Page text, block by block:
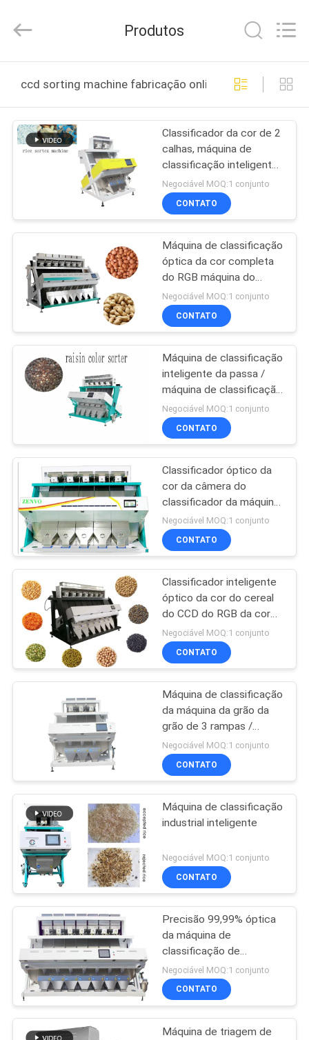
PRODUTOS
EXCURSÃO
FÁBRICA
CONTROLE
DA
QUALIDADE
CONTACTE-
NOTÍCIA
PEÇA
UMAS
CITAÇÕES
MAPA
DO
SITE
POLÍTICA
PRIVACIDADE
TECHNOLOGY
Rights
Produtos
ccd sorting machine fabricação online
Classificador da cor de 2
calhas, máquina de
classificação inteligente
do arroz pegajoso do
CCD
Negociável MOQ:1 conjunto
CONTATO
Máquina de classificação
óptica da cor completa
do RGB máquina do
classificador da cor do
amendoim de 7 rampas
Negociável MOQ:1 conjunto
CONTATO
Máquina de classificação
inteligente da passa /
máquina de classificação
da passa do CCD com 5
toneladas pela
capacidade da hora
Negociável MOQ:1 conjunto
CONTATO
Classificador óptico da
cor da câmera do
classificador da máquina
de classificação 5400
PIXEL do elevado
desempenho
Negociável MOQ:1 conjunto
CONTATO
Classificador inteligente
óptico da cor do cereal
do CCD do RGB da cor
completa de máquina de
classificação de 7
rampas
Negociável MOQ:1 conjunto
CONTATO
Máquina de classificação
da máquina da grão da
grão de 3 rampas /
máquina da grão para
sementes pretas do
Quinoa
Negociável MOQ:1 conjunto
CONTATO
Máquina de classificação
industrial inteligente
Negociável MOQ:1 conjunto
CONTATO
Precisão 99,99% óptica
da máquina de
classificação de
sementes de girassol
com 5000 + cor do RGB
dos pixéis
Negociável MOQ:1 conjunto
CONTATO
Máquina de triagem de